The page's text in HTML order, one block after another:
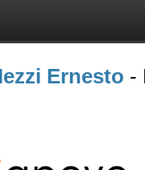
Ernesto -